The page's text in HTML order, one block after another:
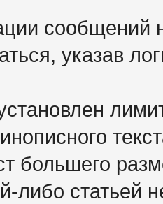
сообщений
указав
большего
либо статьей